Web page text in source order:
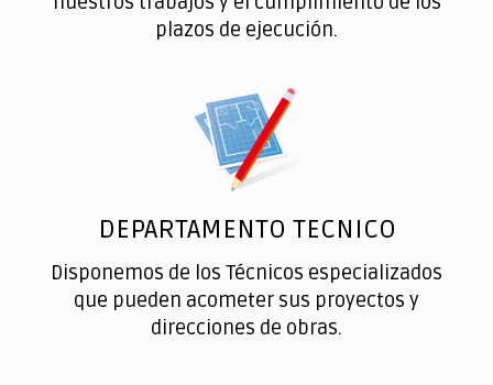
plazos de ejecución.
DEPARTAMENTO TECNICO
Disponemos de los Técnicos especializados
que pueden acometer sus proyectos y
direcciones de obras.